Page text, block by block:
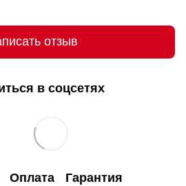
отзыв
в соцсетях
Оплата Гарантия